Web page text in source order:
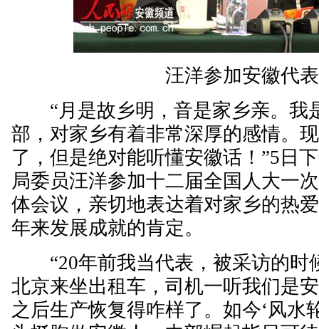
汪洋参加安徽代表
“月是故乡明，音是家乡亲。我
部，对家乡有着非常深厚的感情。
了，但是绝对能听懂安徽话！”5日
局委员汪洋参加十二届全国人大一
体会议，亲切地表达着对家乡的热
年来发展成就的肯定。
“20年前我当代表，被采访的时
北京来坐出租车，司机一听我们是
之后生产恢复得咋样了。如今‘风水